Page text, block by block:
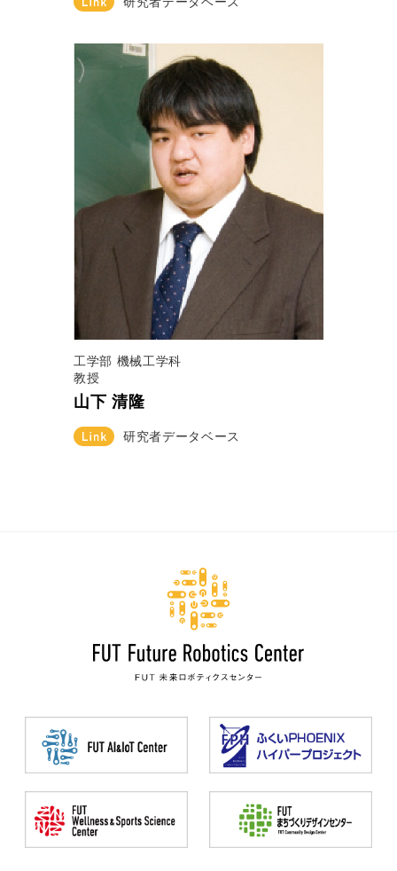
工学部 機械工学科
教授
山下 清隆
研究者データベース